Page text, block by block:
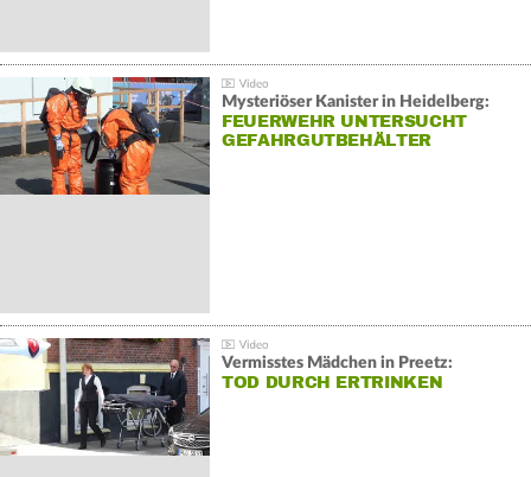
Mysteriöser Kanister in Heidelberg:
FEUERWEHR UNTERSUCHT
GEFAHRGUTBEHÄLTER
Vermisstes Mädchen in Preetz:
TOD DURCH ERTRINKEN